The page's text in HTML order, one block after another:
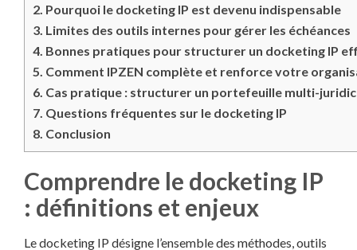
2. Pourquoi le docketing IP est devenu indispensable
3. Limites des outils internes pour gérer les échéances
4. Bonnes pratiques pour structurer un docketing IP
5. Comment IPZEN complète et renforce votre
6. Cas pratique : structurer un portefeuille multi-
7. Questions fréquentes sur le docketing IP
8. Conclusion
Comprendre le docketing IP
: définitions et enjeux
Le docketing IP désigne l’ensemble des méthodes, outils